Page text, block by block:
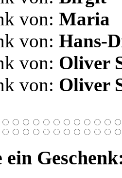
von: Maria
von: Hans-
von: Oliver
von: Oliver
ein